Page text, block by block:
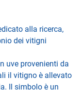
alla ricerca,
dei vitigni
uve provenienti da
il vitigno è allevato
Il simbolo è un